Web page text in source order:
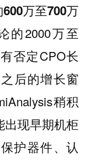
万至700万
的2000万至
否定CPO长
后的增长窗
稍积
出现早期机柜
护器件、认